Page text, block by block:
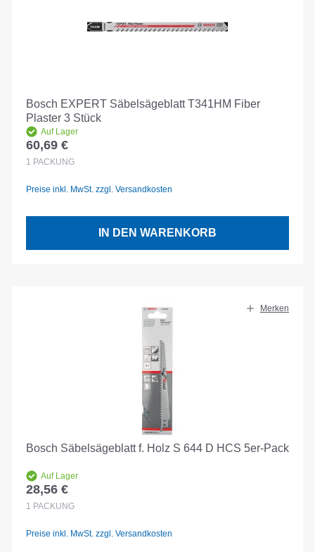
Bosch EXPERT Säbelsägeblatt T341HM Fiber
Plaster 3 Stück
Auf Lager
Regulärer Preis:
60,69 €
1 PACKUNG
Preise inkl. MwSt. zzgl. Versandkosten
IN DEN WARENKORB
Merken
Bosch Säbelsägeblatt f. Holz S 644 D HCS 5er-Pack
Auf Lager
Regulärer Preis:
28,56 €
1 PACKUNG
Preise inkl. MwSt. zzgl. Versandkosten